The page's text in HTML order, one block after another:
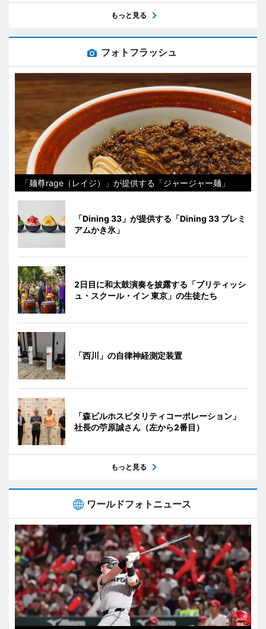
もっと見る
フォトフラッシュ
「麺尊rage（レイジ）」が提供する「ジャージャー麺」
「Dining 33」が提供する「Dining 33 プレミ
アムかき氷」
2日目に和太鼓演奏を披露する「ブリティッシ
ュ・スクール・イン 東京」の生徒たち
「西川」の自律神経測定装置
「森ビルホスピタリティコーポレーション」
社長の苧原誠さん（左から2番目）
もっと見る
ワールドフォトニュース